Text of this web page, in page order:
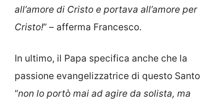
all’amore di Cristo e portava all’amore per
Cristo!” – afferma Francesco.
In ultimo, il Papa specifica anche che la
passione evangelizzatrice di questo Santo
“non lo portò mai ad agire da solista, ma